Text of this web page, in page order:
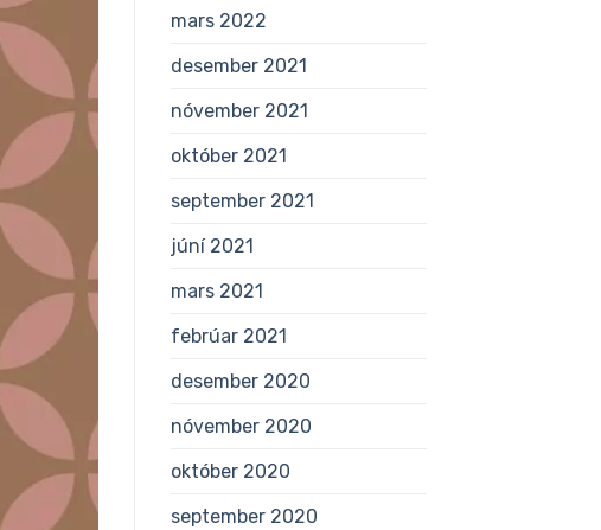
mars 2022
desember 2021
nóvember 2021
október 2021
september 2021
júní 2021
mars 2021
febrúar 2021
desember 2020
nóvember 2020
október 2020
september 2020